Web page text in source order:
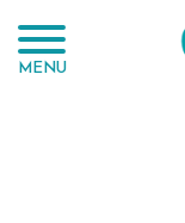
MENU